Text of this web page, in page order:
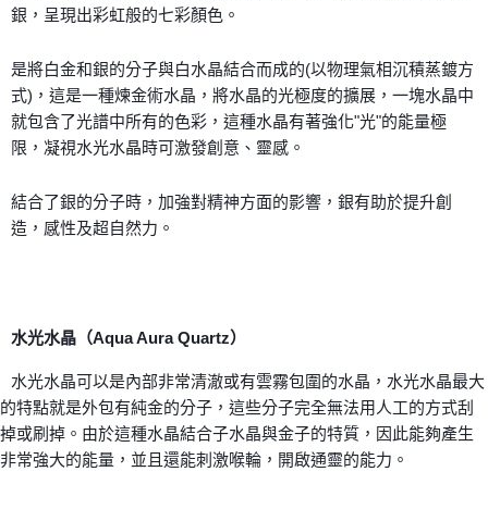
銀，呈現出彩虹般的七彩顏色。
是將白金和銀的分子與白水晶結合而成的(以物理氣相沉積蒸鍍方
式)，這是一種煉金術水晶，將水晶的光極度的擴展，一塊水晶中
就包含了光譜中所有的色彩，這種水晶有著強化"光"的能量極
限，凝視水光水晶時可激發創意、靈感。
結合了銀的分子時，加強對精神方面的影響，銀有助於提升創
造，感性及超自然力。
水光水晶（Aqua Aura Quartz）
水光水晶可以是內部非常清澈或有雲霧包圍的水晶，水光水晶最大
的特點就是外包有純金的分子，這些分子完全無法用人工的方式刮
掉或刷掉。由於這種水晶結合子水晶與金子的特質，因此能夠產生
非常強大的能量，並且還能刺激喉輪，開啟通靈的能力。